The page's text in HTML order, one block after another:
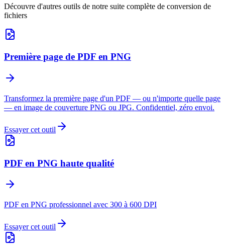
Découvre d'autres outils de notre suite complète de conversion de
fichiers
Première page de PDF en PNG
Transformez la première page d'un PDF — ou n'importe quelle page
— en image de couverture PNG ou JPG. Confidentiel, zéro envoi.
Essayer cet outil
PDF en PNG haute qualité
PDF en PNG professionnel avec 300 à 600 DPI
Essayer cet outil